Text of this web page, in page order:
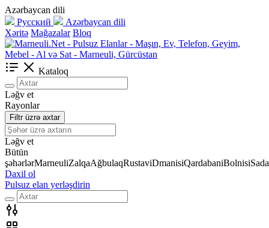
Azərbaycan dili
Русский
Azərbaycan dili
Xəritə Mağazalar Bloq
Kataloq
Ləğv et
Rayonlar
Filtr üzrə axtar
Ləğv et
Bütün
şəhərlərMarneuliZalqaAğbulaqRustaviDmanisiQardabaniBolnisi
Daxil ol
Pulsuz elan yerləşdirin